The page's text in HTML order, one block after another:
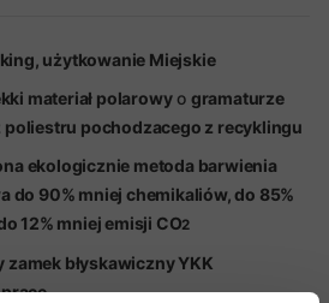
użytkowanie Miejskie
materiał polarowyo gramaturze
pochodzacego z recyklingu
ekologicznie metoda barwienia
do 90% mniej chemikaliów, do 85%
12% mniej emisji CO2
błyskawiczny YKK